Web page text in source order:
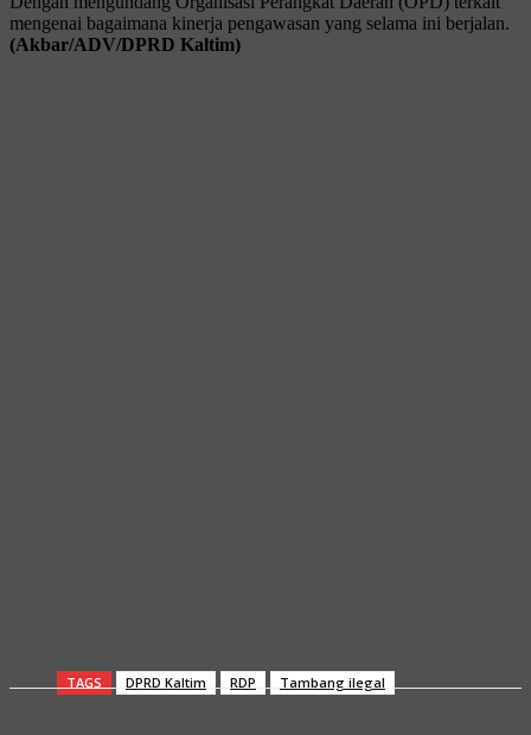
mengenai bagaimana kinerja pengawasan yang selama ini berjalan.
(Akbar/ADV/DPRD Kaltim)
TAGS DPRD Kaltim RDP Tambang ilegal